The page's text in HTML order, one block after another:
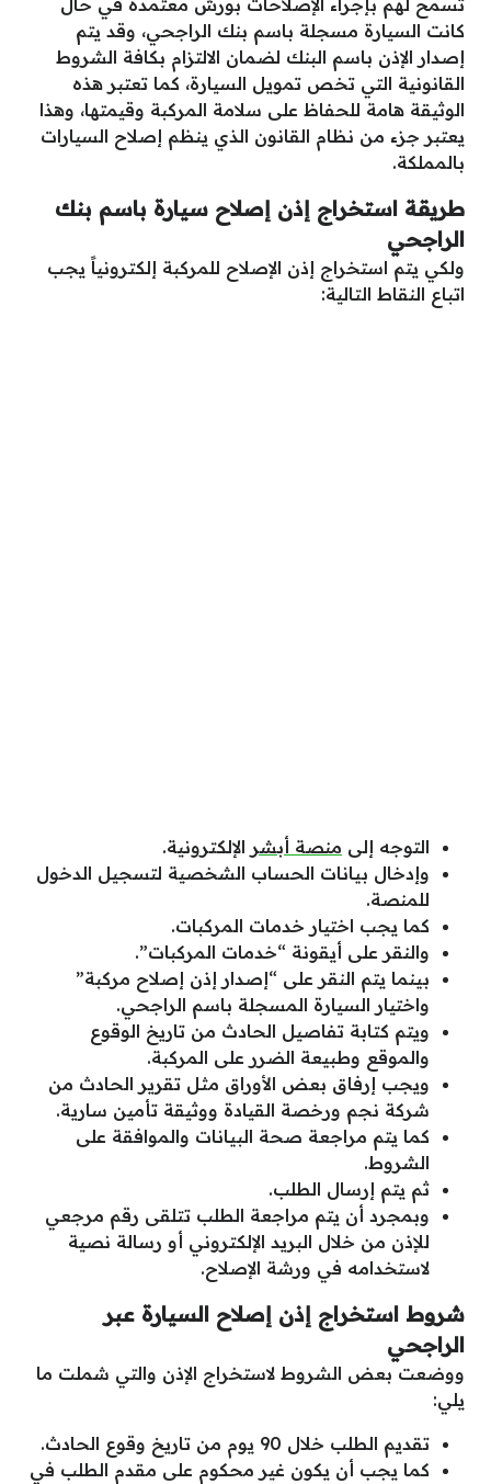
تسمح لهم بإجراء الإصلاحات بورش معتمدة في حال
كانت السيارة مسجلة باسم بنك الراجحي، وقد يتم
إصدار الإذن باسم البنك لضمان الالتزام بكافة الشروط
القانونية التي تخص تمويل السيارة، كما تعتبر هذه
الوثيقة هامة للحفاظ على سلامة المركبة وقيمتها، وهذا
يعتبر جزء من نظام القانون الذي ينظم إصلاح السيارات
بالمملكة.
طريقة استخراج إذن إصلاح سيارة باسم بنك
الراجحي
ولكي يتم استخراج إذن الإصلاح للمركبة إلكترونياً يجب
اتباع النقاط التالية:
التوجه إلى منصة أبشر الإلكترونية.
وإدخال بيانات الحساب الشخصية لتسجيل الدخول
للمنصة.
كما يجب اختيار خدمات المركبات.
والنقر على أيقونة “خدمات المركبات”.
بينما يتم النقر على “إصدار إذن إصلاح مركبة”
واختيار السيارة المسجلة باسم الراجحي.
ويتم كتابة تفاصيل الحادث من تاريخ الوقوع
والموقع وطبيعة الضرر على المركبة.
ويجب إرفاق بعض الأوراق مثل تقرير الحادث من
شركة نجم ورخصة القيادة ووثيقة تأمين سارية.
كما يتم مراجعة صحة البيانات والموافقة على
الشروط.
ثم يتم إرسال الطلب.
وبمجرد أن يتم مراجعة الطلب تتلقى رقم مرجعي
للإذن من خلال البريد الإلكتروني أو رسالة نصية
لاستخدامه في ورشة الإصلاح.
شروط استخراج إذن إصلاح السيارة عبر
الراجحي
ووضعت بعض الشروط لاستخراج الإذن والتي شملت ما
يلي:
تقديم الطلب خلال 90 يوم من تاريخ وقوع الحادث.
كما يجب أن يكون غير محكوم على مقدم الطلب في